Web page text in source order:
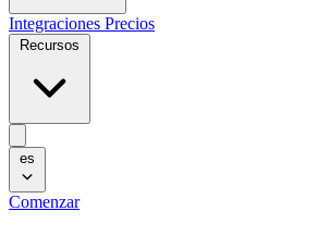
Integraciones Precios
es
Comenzar